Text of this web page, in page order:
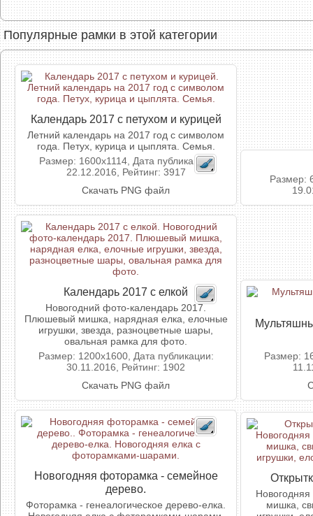
Популярные рамки в этой категории
Календарь 2017 с петухом и курицей
Летний календарь на 2017 год с символом
года. Петух, курица и цыплята. Семья.
Размер: 1600x1114, Дата публикации:
22.12.2016, Рейтинг: 3917
Скачать PNG файл
Размер:
Календарь 2017 с елкой
Новогодний фото-календарь 2017.
Плюшевый мишка, нарядная елка, елочные
игрушки, звезда, разноцветные шары,
овальная рамка для фото.
Размер: 1200x1600, Дата публикации:
30.11.2016, Рейтинг: 1902
Скачать PNG файл
Размер:
Новогодняя фоторамка - семейное
дерево.
Фоторамка - генеалогическое дерево-елка.
мишка,